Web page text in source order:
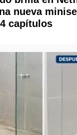
nueva
capítulos